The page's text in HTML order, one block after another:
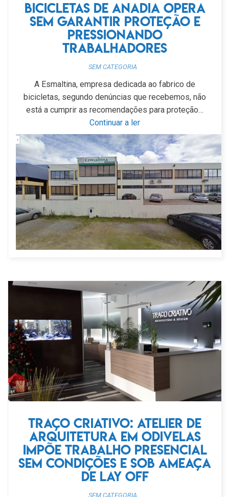
bicicletas de Anadia opera
sem garantir proteção e
pressionando
trabalhadores
SEM CATEGORIA
A Esmaltina, empresa dedicada ao fabrico de
bicicletas, segundo denúncias que recebemos, não
está a cumprir as recomendações para proteção…
Continuar a ler
Traço Criativo: atelier de
arquitetura em Odivelas
impõe trabalho presencial
sem condições e sob ameaça
de lay off
SEM CATEGORIA